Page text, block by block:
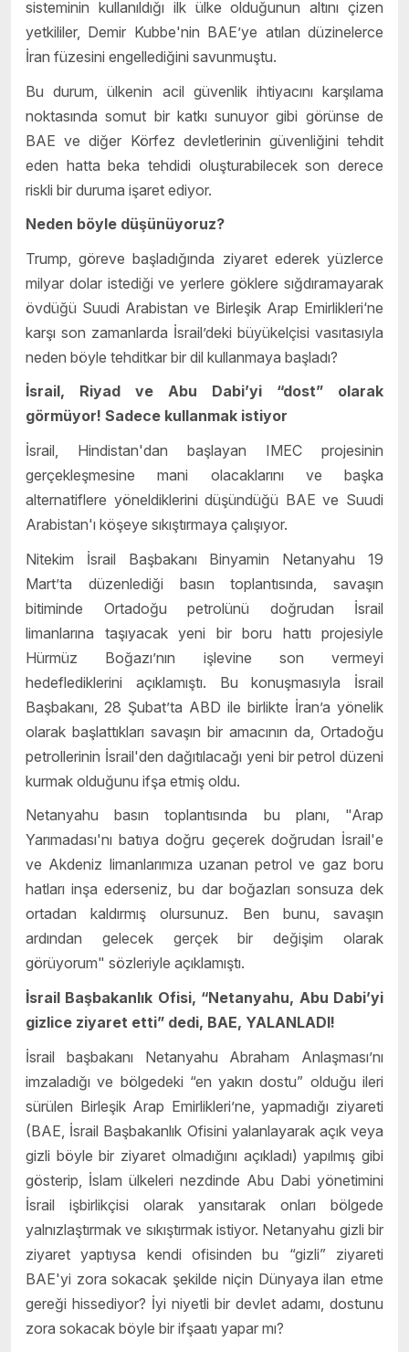
sisteminin kullanıldığı ilk ülke olduğunun altını çizen
yetkililer, Demir Kubbe'nin BAE’ye atılan düzinelerce
İran füzesini engellediğini savunmuştu.
Bu durum, ülkenin acil güvenlik ihtiyacını karşılama
noktasında somut bir katkı sunuyor gibi görünse de
BAE ve diğer Körfez devletlerinin güvenliğini tehdit
eden hatta beka tehdidi oluşturabilecek son derece
riskli bir duruma işaret ediyor.
Neden böyle düşünüyoruz?
Trump, göreve başladığında ziyaret ederek yüzlerce
milyar dolar istediği ve yerlere göklere sığdıramayarak
övdüğü Suudi Arabistan ve Birleşik Arap Emirlikleri‘ne
karşı son zamanlarda İsrail’deki büyükelçisi vasıtasıyla
neden böyle tehditkar bir dil kullanmaya başladı?
İsrail, Riyad ve Abu Dabi’yi “dost” olarak
görmüyor! Sadece kullanmak istiyor
İsrail, Hindistan'dan başlayan IMEC projesinin
gerçekleşmesine mani olacaklarını ve başka
alternatiflere yöneldiklerini düşündüğü BAE ve Suudi
Arabistan'ı köşeye sıkıştırmaya çalışıyor.
Nitekim İsrail Başbakanı Binyamin Netanyahu 19
Mart’ta düzenlediği basın toplantısında, savaşın
bitiminde Ortadoğu petrolünü doğrudan İsrail
limanlarına taşıyacak yeni bir boru hattı projesiyle
Hürmüz Boğazı’nın işlevine son vermeyi
hedeflediklerini açıklamıştı. Bu konuşmasıyla İsrail
Başbakanı, 28 Şubat’ta ABD ile birlikte İran’a yönelik
olarak başlattıkları savaşın bir amacının da, Ortadoğu
petrollerinin İsrail'den dağıtılacağı yeni bir petrol düzeni
kurmak olduğunu ifşa etmiş oldu.
Netanyahu basın toplantısında bu planı, "Arap
Yarımadası'nı batıya doğru geçerek doğrudan İsrail'e
ve Akdeniz limanlarımıza uzanan petrol ve gaz boru
hatları inşa ederseniz, bu dar boğazları sonsuza dek
ortadan kaldırmış olursunuz. Ben bunu, savaşın
ardından gelecek gerçek bir değişim olarak
görüyorum" sözleriyle açıklamıştı.
İsrail Başbakanlık Ofisi, “Netanyahu, Abu Dabi’yi
gizlice ziyaret etti” dedi, BAE, YALANLADI!
İsrail başbakanı Netanyahu Abraham Anlaşması’nı
imzaladığı ve bölgedeki “en yakın dostu” olduğu ileri
sürülen Birleşik Arap Emirlikleri’ne, yapmadığı ziyareti
(BAE, İsrail Başbakanlık Ofisini yalanlayarak açık veya
gizli böyle bir ziyaret olmadığını açıkladı) yapılmış gibi
gösterip, İslam ülkeleri nezdinde Abu Dabi yönetimini
İsrail işbirlikçisi olarak yansıtarak onları bölgede
yalnızlaştırmak ve sıkıştırmak istiyor. Netanyahu gizli bir
ziyaret yaptıysa kendi ofisinden bu “gizli” ziyareti
BAE'yi zora sokacak şekilde niçin Dünyaya ilan etme
gereği hissediyor? İyi niyetli bir devlet adamı, dostunu
zora sokacak böyle bir ifşaatı yapar mı?